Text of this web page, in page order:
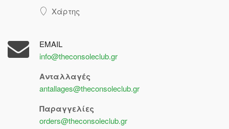
Χάρτης
EMAIL
info@theconsoleclub.gr
Ανταλλαγές
antallages@theconsoleclub.gr
Παραγγελίες
orders@theconsoleclub.gr